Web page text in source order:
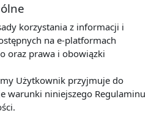
korzystania z informacji i
na e-platformach
oraz prawa i obowiązki
Użytkownik przyjmuje do
warunki niniejszego Regulaminu